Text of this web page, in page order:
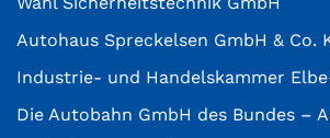
Autohaus Spreckelsen GmbH & Co.
Industrie- und Handelskammer
Die Autobahn GmbH des Bundes –